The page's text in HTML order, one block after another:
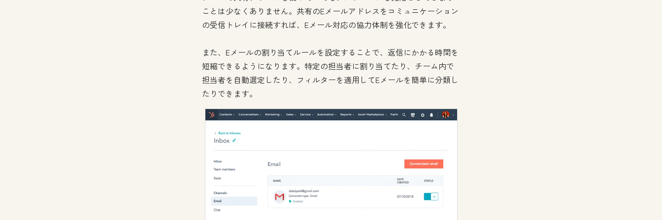
ことは少なくありません。共有のEメールアドレスをコミュニケーション
の受信トレイに接続すれば、Eメール対応の協力体制を強化できます。
また、Eメールの割り当てルールを設定することで、返信にかかる時間を
短縮できるようになります。特定の担当者に割り当てたり、チーム内で
担当者を自動選定したり、フィルターを適用してEメールを簡単に分類し
たりできます。